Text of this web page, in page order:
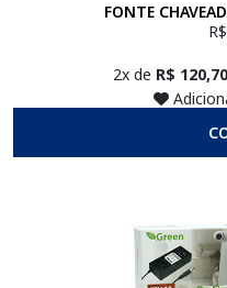
FONTE
R$
2x de R$ 120,70